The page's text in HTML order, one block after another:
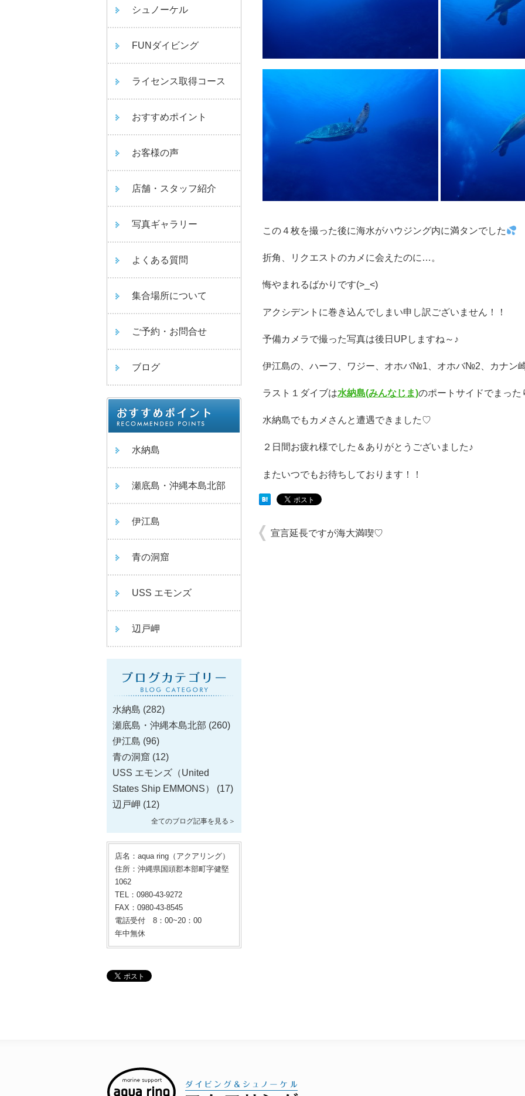
シュノーケル
FUNダイビング
ライセンス取得コース
おすすめポイント
お客様の声
店舗・スタッフ紹介
写真ギャラリー
よくある質問
集合場所について
ご予約・お問合せ
ブログ
水納島
瀬底島・沖縄本島北部
伊江島
青の洞窟
USS エモンズ
辺戸岬
水納島 (282)
瀬底島・沖縄本島北部 (260)
伊江島 (96)
青の洞窟 (12)
USS エモンズ（United
States Ship EMMONS）
(17)
辺戸岬 (12)
全てのブログ記事を見る＞
店名：aqua ring（アクアリング）
住所：沖縄県国頭郡本部町字健堅
1062
TEL：0980-43-9272
FAX：0980-43-8545
電話受付 8：00~20：00
年中無休
この４枚を撮った後に海水がハウジング内に満タンでした
折角、リクエストのカメに会えたのに…。
悔やまれるばかりです(>_<)
アクシデントに巻き込んでしまい申し訳ございません！！
予備カメラで撮った写真は後日UPしますね～♪
伊江島の、ハーフ、ワジー、オホバ№1、オホバ№2、カナン
ラスト１ダイブは水納島(みんなじま)のポートサイドでまっ
水納島でもカメさんと遭遇できました♡
２日間お疲れ様でした＆ありがとうございました♪
またいつでもお待ちしております！！
宣言延長ですが海大満喫♡